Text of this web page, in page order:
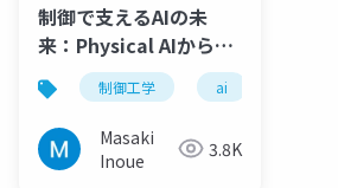
制御で支えるAIの未
来：Physical AIから
Social AIまで
制御工学 ai
Masaki
Inoue
3.8K